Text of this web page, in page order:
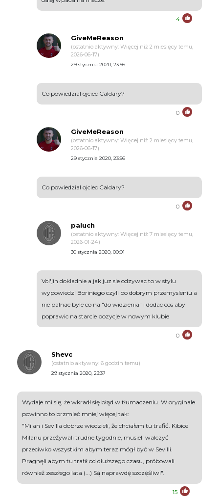
4
GiveMeReason
(ostatnio aktywny: Więcej niż 2 miesięcy temu,
2026-06-17)
29 stycznia 2020, 23:56
Co powiedzial ojciec Caldary?
0
GiveMeReason
(ostatnio aktywny: Więcej niż 2 miesięcy temu,
2026-06-17)
29 stycznia 2020, 23:56
Co powiedzial ojciec Caldary?
0
paluch
(ostatnio aktywny: Więcej niż 7 miesięcy temu,
2026-01-24)
30 stycznia 2020, 00:01
Vol'jin dokladnie a jak juz sie odzywac to w stylu
wypowiedzi Boriniego czyli po dobrym przemysleniu a
nie palnac byle co na "do widzienia" i dodac cos aby
poprawic na starcie pozycje w nowym klubie
0
Shevc
(ostatnio aktywny: 6 godzin temu)
29 stycznia 2020, 23:37
Wydaje mi się, że wkradł się błąd w tłumaczeniu. W oryginale
powinno to brzmieć mniej więcej tak:
"Milan i Sevilla dobrze wiedzieli, że chciałem tu trafić. Kibice
Milanu przeżywali trudne tygodnie, musieli walczyć
przeciwko wszystkim abym teraz mógł być w Sevilli.
Pragnęli abym tu trafił od dłuższego czasu, próbowali
również zeszłego lata (...) Są naprawdę szczęśliwi".
15